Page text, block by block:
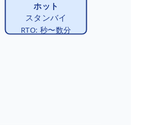
ホット
スタンバイ
RTO: 秒〜数分